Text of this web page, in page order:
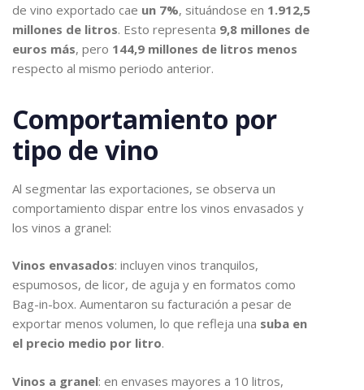
de vino exportado cae un 7%, situándose en 1.912,5
millones de litros. Esto representa 9,8 millones de
euros más, pero 144,9 millones de litros menos
respecto al mismo periodo anterior.
Comportamiento por
tipo de vino
Al segmentar las exportaciones, se observa un
comportamiento dispar entre los vinos envasados y
los vinos a granel:
Vinos envasados: incluyen vinos tranquilos,
espumosos, de licor, de aguja y en formatos como
Bag-in-box. Aumentaron su facturación a pesar de
exportar menos volumen, lo que refleja una suba en
el precio medio por litro.
Vinos a granel: en envases mayores a 10 litros,